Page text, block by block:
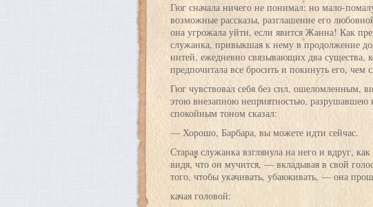
Гюг сначала ничего не понимал: но мало-
возможные рассказы, разглашение его
она угрожала уйти, если явится Жанна! Как
служанка, привыкшая к нему в продолжение
нитей, ежедневно связывающих два существа,
предпочитала все бросить и покинуть его, чем
Гюг чувствовал себя без сил, ошеломленным,
этою внезапною неприятностью, разрушавшею
спокойным тоном сказал:
— Хорошо, Барбара, вы можете идти сейчас.
Старая служанка взглянула на него и вдруг,
видя, что он мучится, — вкладывая в свой
того, чтобы укачивать, убаюкивать, — она
качая головой: